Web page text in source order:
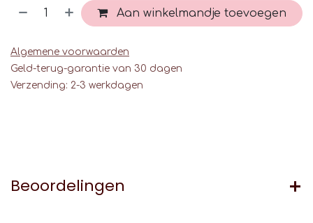
Aan winkelmandje toevoegen
Algemene voorwaarden
Geld-terug-garantie van 30 dagen
Verzending: 2-3 werkdagen
Beoordelingen